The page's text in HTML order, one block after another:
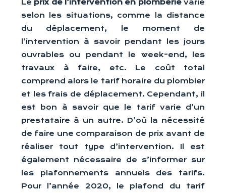
Le prix de l’intervention en plomberievarie
selon les situations, comme la distance
du déplacement, le moment de
l’intervention à savoir pendant les jours
ouvrables ou pendant le week-end, les
travaux à faire, etc. Le coût total
comprend alors le tarif horaire du plombier
et les frais de déplacement. Cependant, il
est bon à savoir que le tarif varie d’un
prestataire à un autre. D’où la nécessité
de faire une comparaison de prix avant de
réaliser tout type d’intervention. Il est
également nécessaire de s’informer sur
les plafonnements annuels des tarifs.
Pour l’année 2020, le plafond du tarif